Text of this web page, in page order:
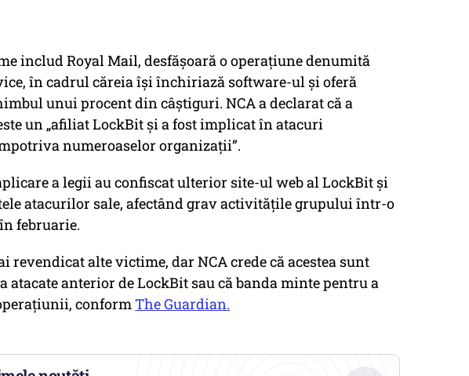
includ Royal Mail, desfășoară o operațiune denumită
în cadrul căreia își închiriază software-ul și oferă
unui procent din câștiguri. NCA a declarat că a
un „afiliat LockBit și a fost implicat în atacuri
numeroaselor organizații”.
a legii au confiscat ulterior site-ul web al LockBit și
atacurilor sale, afectând grav activitățile grupului într-o
februarie.
revendicat alte victime, dar NCA crede că acestea sunt
atacate anterior de LockBit sau că banda minte pentru a
conformThe Guardian.